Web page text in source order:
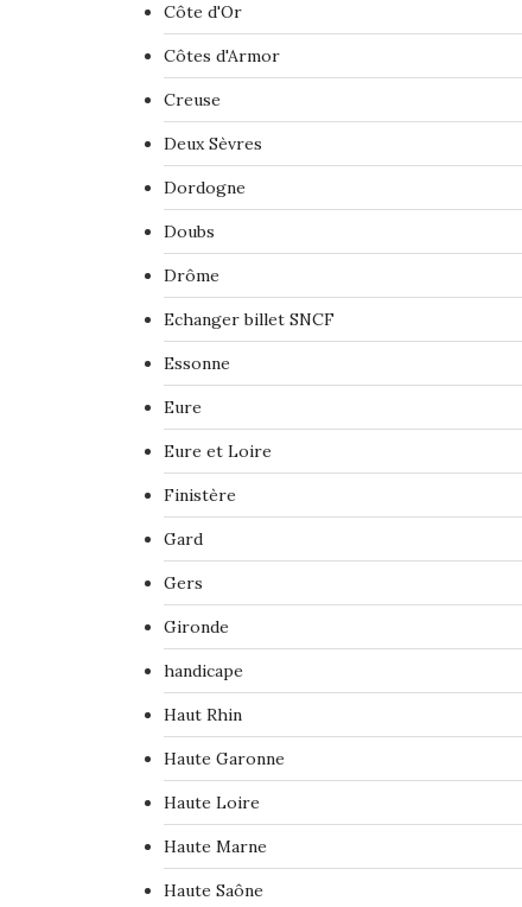
Côte d'Or
Côtes d'Armor
Creuse
Deux Sèvres
Dordogne
Doubs
Drôme
Echanger billet SNCF
Essonne
Eure
Eure et Loire
Finistère
Gard
Gers
Gironde
handicape
Haut Rhin
Haute Garonne
Haute Loire
Haute Marne
Haute Saône